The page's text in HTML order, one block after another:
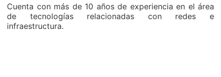
Cuenta con más de 10 años de experiencia en el área
de tecnologías relacionadas con redes e
infraestructura.